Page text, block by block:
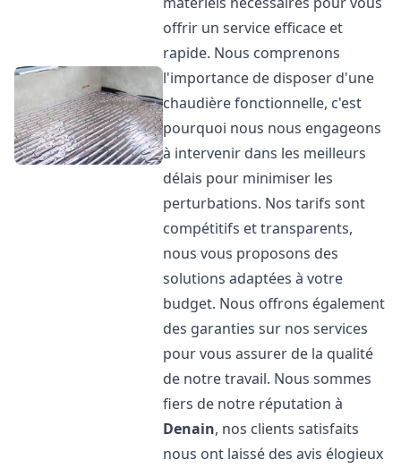
offrir un service efficace et
rapide. Nous comprenons
l'importance de disposer d'une
chaudière fonctionnelle, c'est
pourquoi nous nous engageons
à intervenir dans les meilleurs
délais pour minimiser les
perturbations. Nos tarifs sont
compétitifs et transparents,
nous vous proposons des
solutions adaptées à votre
budget. Nous offrons également
des garanties sur nos services
pour vous assurer de la qualité
de notre travail. Nous sommes
fiers de notre réputation à
Denain, nos clients satisfaits
nous ont laissé des avis élogieux